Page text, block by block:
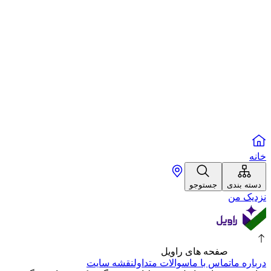
خانه
دسته بندی جستوجو
نزدیک من
صفحه های راویل
درباره ماتماس با ماسوالات متداولنقشه سایت